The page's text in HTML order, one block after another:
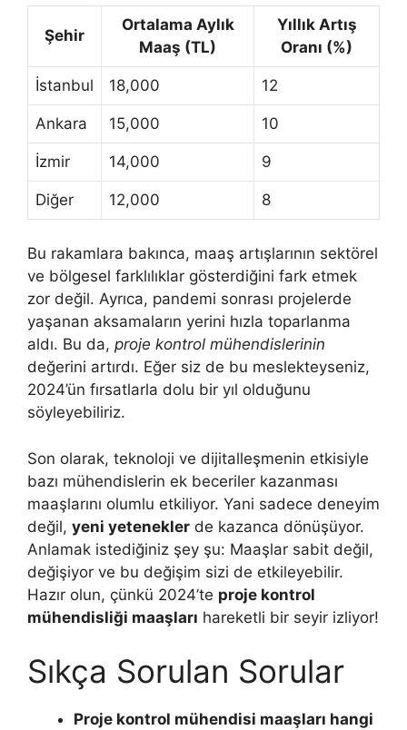
Şehir
Ortalama Aylık
Maaş (TL)
Yıllık Artış
Oranı (%)
İstanbul 18,000 12
Ankara 15,000 10
İzmir 14,000 9
Diğer 12,000 8
Bu rakamlara bakınca, maaş artışlarının sektörel
ve bölgesel farklılıklar gösterdiğini fark etmek
zor değil. Ayrıca, pandemi sonrası projelerde
yaşanan aksamaların yerini hızla toparlanma
aldı. Bu da, proje kontrol mühendislerinin
değerini artırdı. Eğer siz de bu meslekteyseniz,
2024’ün fırsatlarla dolu bir yıl olduğunu
söyleyebiliriz.
Son olarak, teknoloji ve dijitalleşmenin etkisiyle
bazı mühendislerin ek beceriler kazanması
maaşlarını olumlu etkiliyor. Yani sadece deneyim
değil, yeni yetenekler de kazanca dönüşüyor.
Anlamak istediğiniz şey şu: Maaşlar sabit değil,
değişiyor ve bu değişim sizi de etkileyebilir.
Hazır olun, çünkü 2024’te proje kontrol
mühendisliği maaşları hareketli bir seyir izliyor!
Sıkça Sorulan Sorular
Proje kontrol mühendisi maaşları hangi